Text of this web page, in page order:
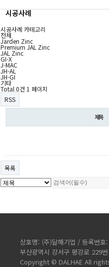
시공사례
시공사례 카테고리
전체
Jarden Zinc
Premium JAL Zinc
JAL Zinc
GI-X
J-MAC
JH-AL
JH-GI
기타
Total 0건 1 페이지
RSS
제목
목록
상호명: (주)달해기업 / 등록번
부산광역시 강서구 평강로 229
Copyright © DALHAE All